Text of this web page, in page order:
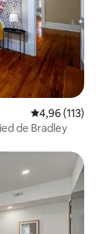
Note
4,96 (113)
de Bradley